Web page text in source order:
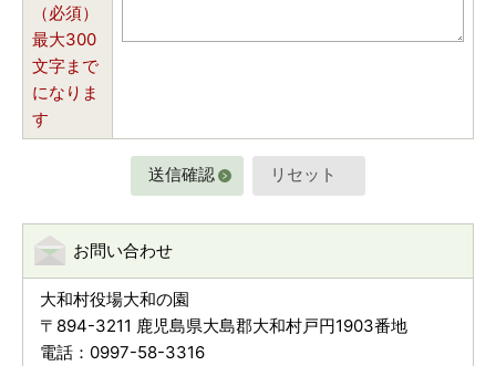
（必須）
最大300
文字まで
になりま
す
お問い合わせ
大和村役場大和の園
〒894-3211 鹿児島県大島郡大和村戸円1903番地
電話：0997-58-3316